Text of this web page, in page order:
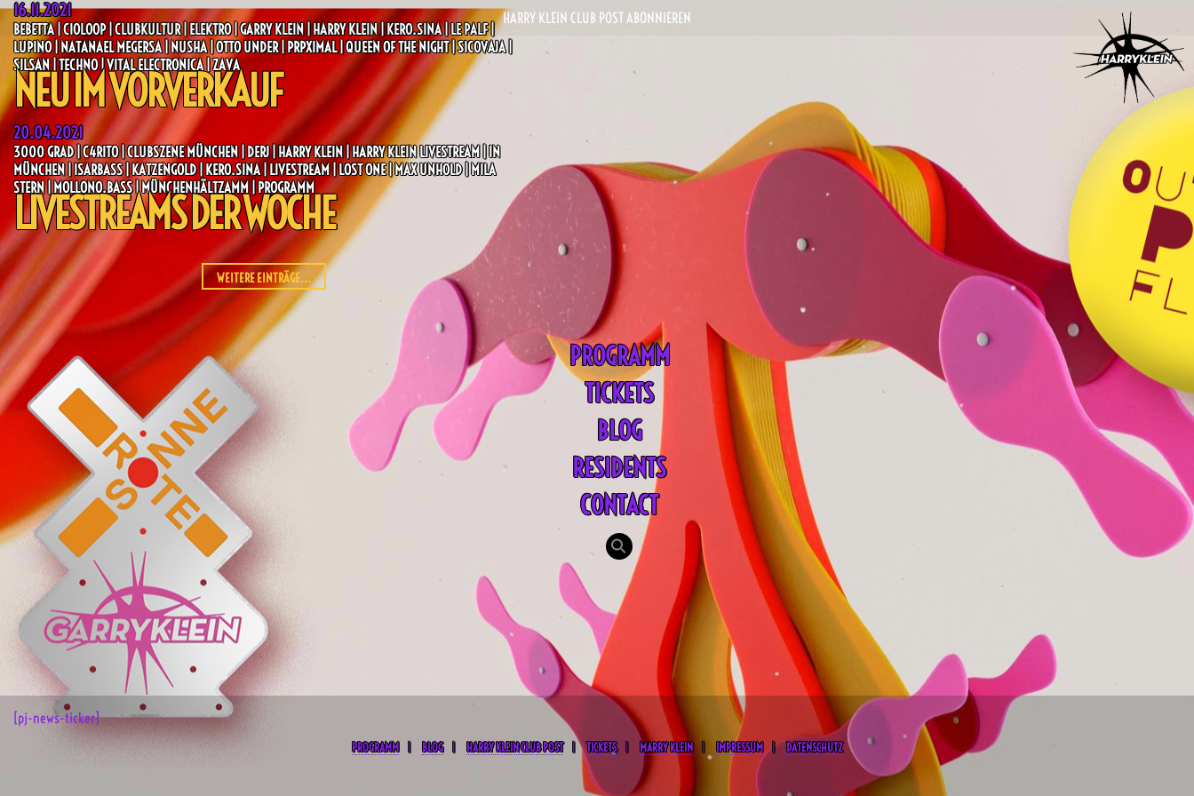
HARRY KLEIN CLUB POST ABONNIEREN
PROGRAMM
TICKETS
BLOG
RESIDENTS
CONTACT
Search
16.11.2021
BEBETTA | CIOLOOP | CLUBKULTUR | ELEKTRO | GARRY KLEIN | HARRY KLEIN | KERO.SINA | LE PALF |
LUPINO | NATANAEL MEGERSA | NUSHA | OTTO UNDER | PRPXIMAL | QUEEN OF THE NIGHT | SICOVAJA |
SILSAN | TECHNO | VITAL ELECTRONICA | ZAVA
NEU IM VORVERKAUF
20.04.2021
3000 GRAD | C4RITO | CLUBSZENE MÜNCHEN | DERJ | HARRY KLEIN | HARRY KLEIN LIVESTREAM | IN
MÜNCHEN | ISARBASS | KATZENGOLD | KERO.SINA | LIVESTREAM | LOST ONE | MAX UNHOLD | MILA
STERN | MOLLONO.BASS | MÜNCHENHÄLTZAMM | PROGRAMM
LIVESTREAMS DER WOCHE
WEITERE EINTRÄGE...
[pj-news-ticker]
PROGRAMM BLOG HARRY KLEIN CLUB POST TICKETS MARRY KLEIN IMPRESSUM DATENSCHUTZ